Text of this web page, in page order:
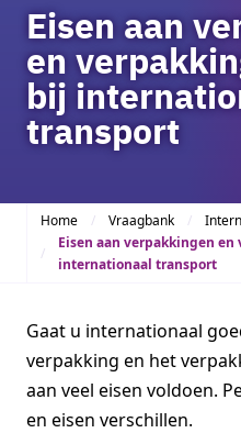
Eisen aan
en
bij
transport
Home Vraagbank
Eisen aan verpakkingen
internationaal transport
Gaat u internationaal
verpakking en het
aan veel eisen voldoen.
en eisen verschillen.